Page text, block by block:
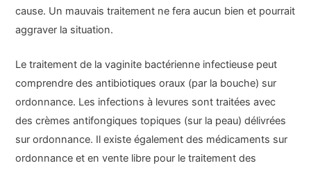
cause. Un mauvais traitement ne fera aucun bien et pourrait
aggraver la situation.
Le traitement de la vaginite bactérienne infectieuse peut
comprendre des antibiotiques oraux (par la bouche) sur
ordonnance. Les infections à levures sont traitées avec
des crèmes antifongiques topiques (sur la peau) délivrées
sur ordonnance. Il existe également des médicaments sur
ordonnance et en vente libre pour le traitement des